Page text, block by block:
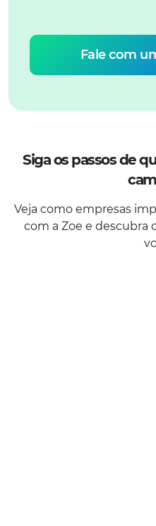
Fale com
Siga os passos de
Veja como empresas
com a Zoe e descubra